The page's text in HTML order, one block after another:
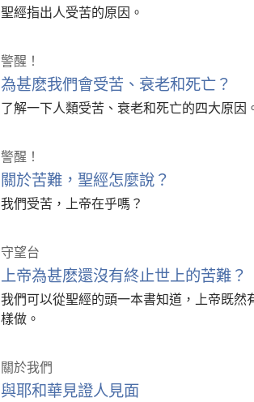
聖經指出人受苦的原因。
警醒！
為甚麽我們會受苦、衰老和死亡？
了解一下人類受苦、衰老和死亡的四大原因
警醒！
關於苦難，聖經怎麼說？
我們受苦，上帝在乎嗎？
守望台
上帝為甚麽還沒有終止世上的苦難？
我們可以從聖經的頭一本書知道，上帝既
樣做。
關於我們
與耶和華見證人見面